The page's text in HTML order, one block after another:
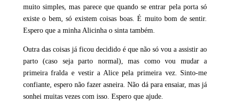
muito simples, mas parece que quando se entrar pela porta só
existe o bem, só existem coisas boas. É muito bom de sentir.
Espero que a minha Alicinha o sinta também.
Outra das coisas já ficou decidido é que não só vou a assistir ao
parto (caso seja parto normal), mas como vou mudar a
primeira fralda e vestir a Alice pela primeira vez. Sinto-me
confiante, espero não fazer asneira. Não dá para ensaiar, mas já
sonhei muitas vezes com isso. Espero que ajude.